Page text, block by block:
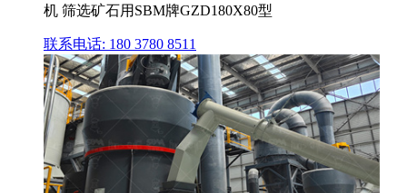
机 筛选矿石用SBM牌GZD180X80型
联系电话: 180 3780 8511